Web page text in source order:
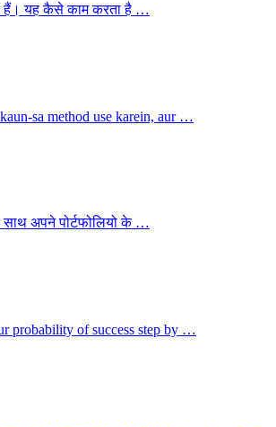
हैं। यह कैसे काम करता है …
sa method use karein, aur …
के साथ अपने पोर्टफोलियो के …
probability of success step by …